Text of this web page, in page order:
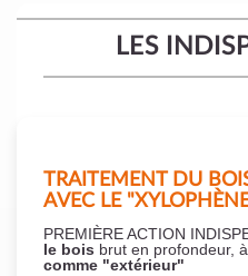
LES
TRAITEMENT DU
AVEC LE
PREMIÈRE ACTION
le bois brut en profondeur,
comme "extérieur"